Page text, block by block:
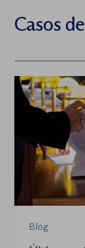
Casos
Blog